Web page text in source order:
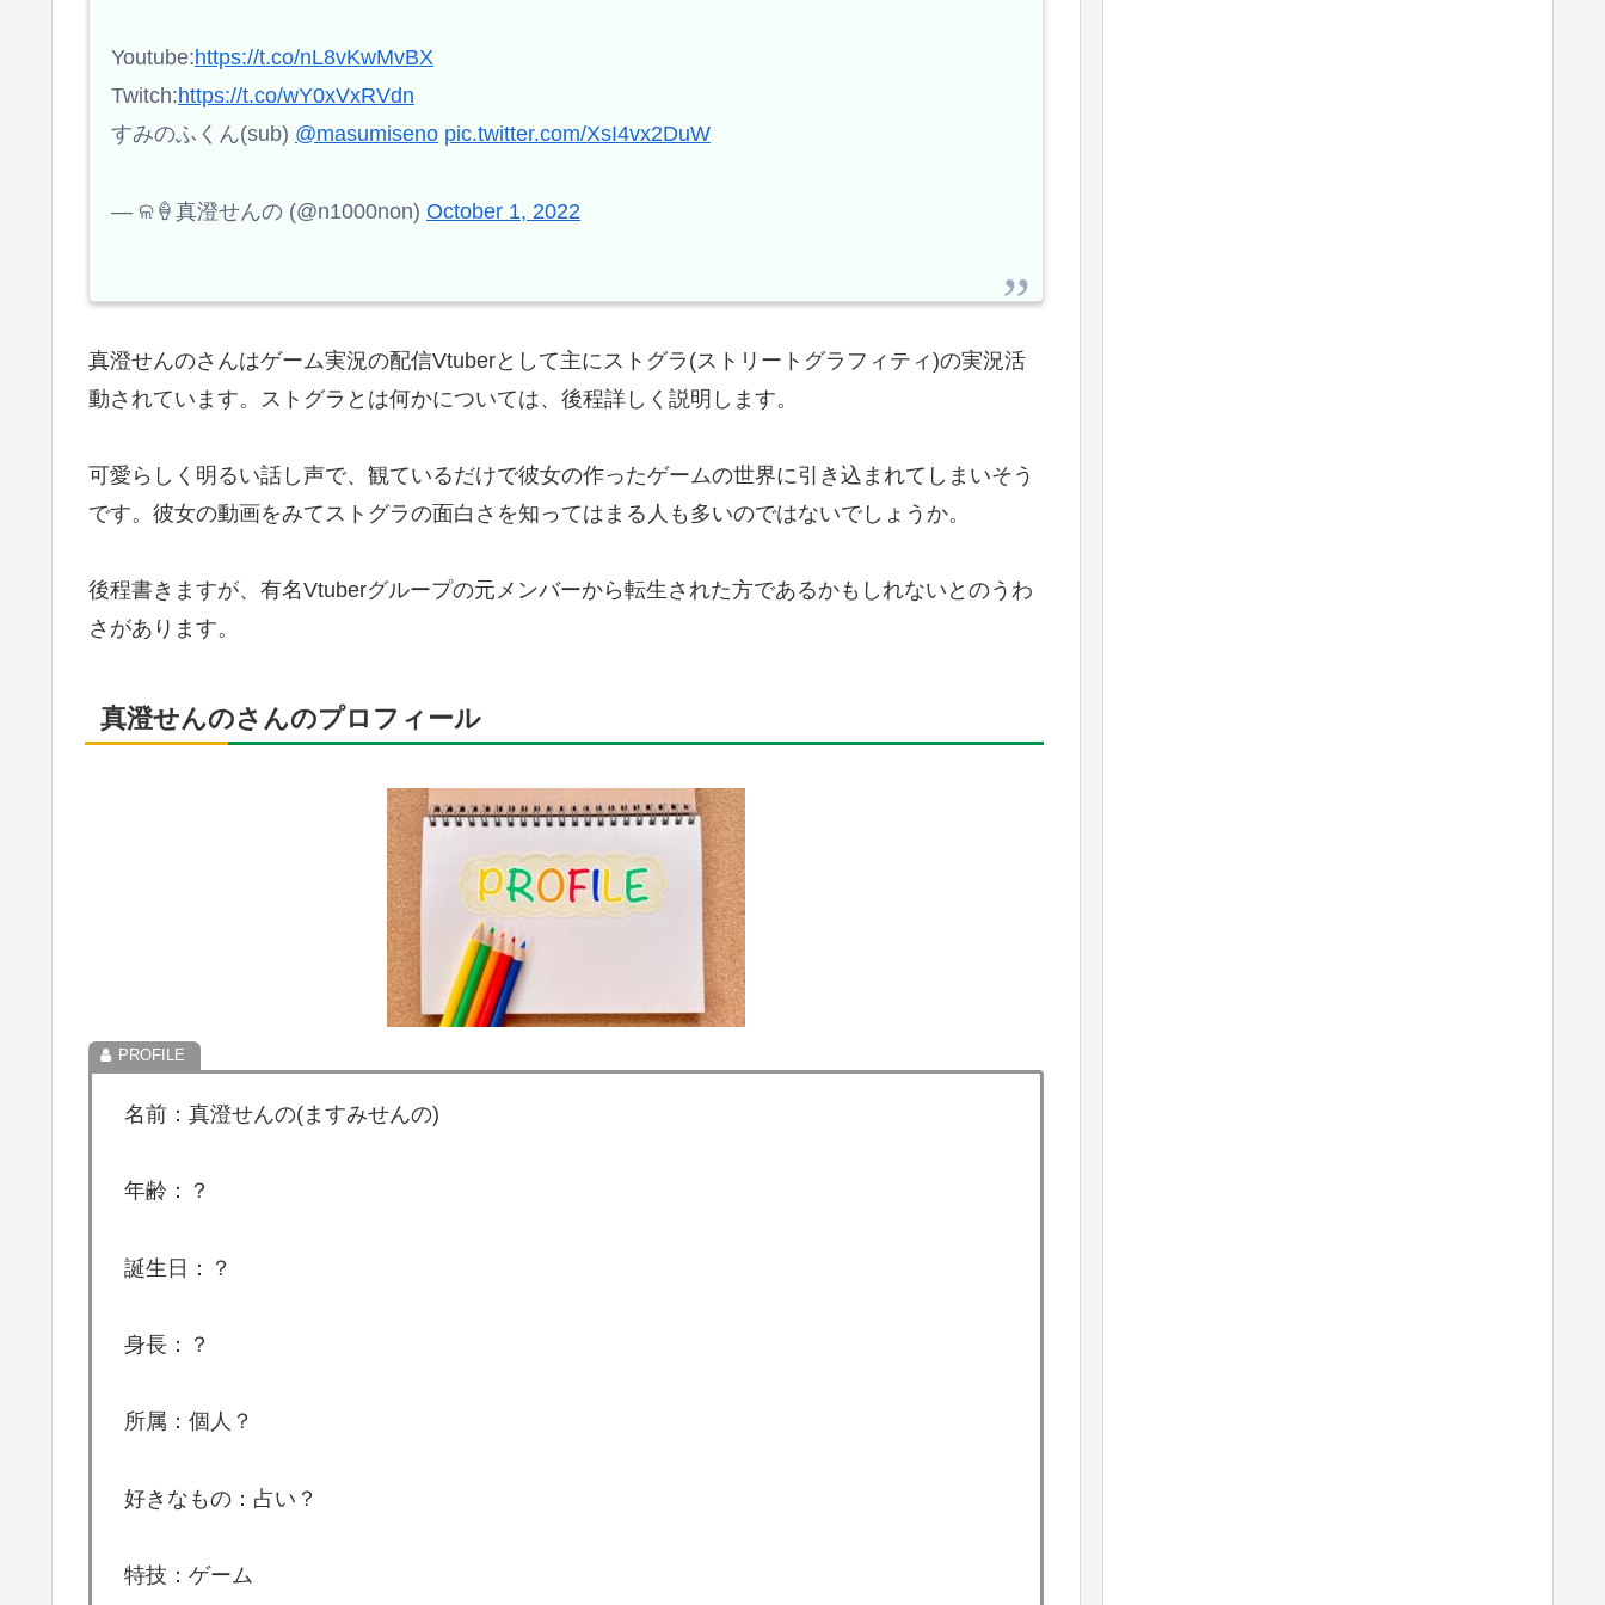
Youtube:https://t.co/nL8vKwMvBX
Twitch:https://t.co/wY0xVxRVdn
すみのふくん(sub) @masumiseno pic.twitter.com/XsI4vx2DuW
— ଳ🍦真澄せんの (@n1000non) October 1, 2022
真澄せんのさんはゲーム実況の配信Vtuberとして主にストグラ(ストリートグラフィティ)の実況活
動されています。ストグラとは何かについては、後程詳しく説明します。
可愛らしく明るい話し声で、観ているだけで彼女の作ったゲームの世界に引き込まれてしまいそう
です。彼女の動画をみてストグラの面白さを知ってはまる人も多いのではないでしょうか。
後程書きますが、有名Vtuberグループの元メンバーから転生された方であるかもしれないとのうわ
さがあります。
真澄せんのさんのプロフィール
名前：真澄せんの(ますみせんの)
年齢：？
誕生日：？
身長：？
所属：個人？
好きなもの：占い？
特技：ゲーム